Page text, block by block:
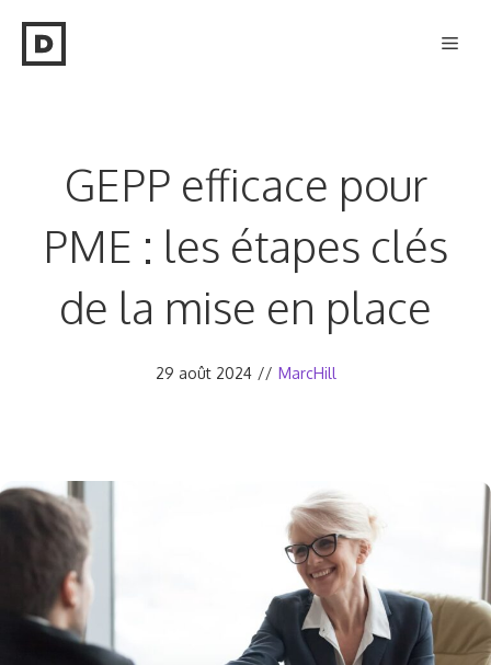
GEPP efficace pour
PME : les étapes clés
de la mise en place
29 août 2024 // MarcHill